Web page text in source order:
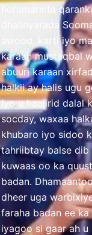
horumarinta
dhalinyarada
awood, karti iyo
karaan mustaqbal
abuuri karaan
halkii ay halis ugu
iyo u haajirid dalal
socday, waxaa
khubaro iyo sidoo
tahriibtay balse
kuwaas oo ka
badan.
dheer uga
faraha badan ee
iyagoo si gaar ah